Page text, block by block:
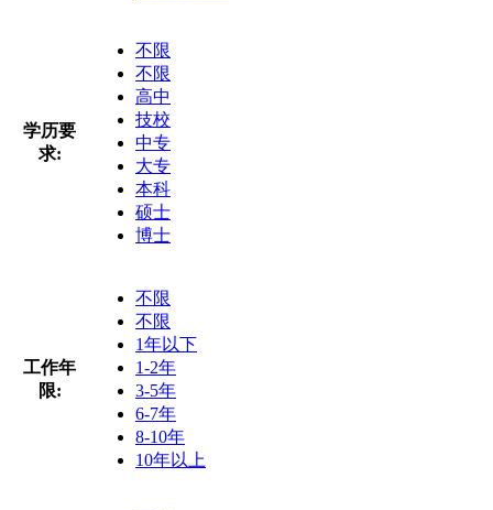
学历要
求:
不限
不限
高中
技校
中专
大专
本科
硕士
博士
工作年
限:
不限
不限
1年以下
1-2年
3-5年
6-7年
8-10年
10年以上